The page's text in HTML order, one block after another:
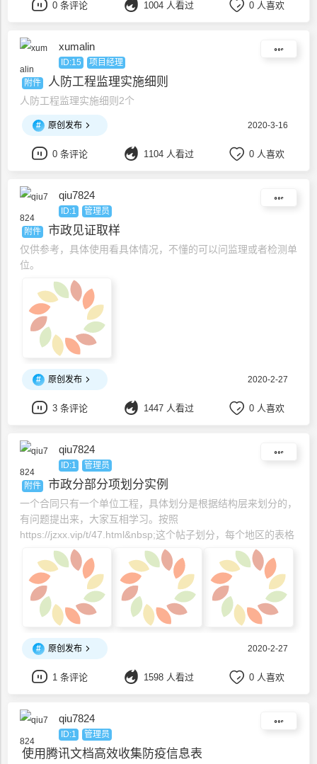
0 条评论 1004 人看过 0 人喜欢
xumalin
ID:15 项目经理
附件 人防工程监理实施细则
人防工程监理实施细则2个
# 原创发布 2020-3-16
0 条评论 1104 人看过 0 人喜欢
qiu7824
ID:1 管理员
附件 市政见证取样
仅供参考，具体使用看具体情况，不懂的可以问监理或者检测单
位。
# 原创发布 2020-2-27
3 条评论 1447 人看过 0 人喜欢
qiu7824
ID:1 管理员
附件 市政分部分项划分实例
一个合同只有一个单位工程，具体划分是根据结构层来划分的，
有问题提出来，大家互相学习。按照
https://jzxx.vip/t/47.html&nbsp;这个帖子划分，每个地区的表格
还一定一样，我这个是按江苏的来划分的。
# 原创发布 2020-2-27
1 条评论 1598 人看过 0 人喜欢
qiu7824
ID:1 管理员
使用腾讯文档高效收集防疫信息表